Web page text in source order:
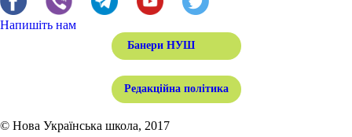
Напишіть нам
Банери НУШ
Редакційна політика
© Нова Українська школа, 2017